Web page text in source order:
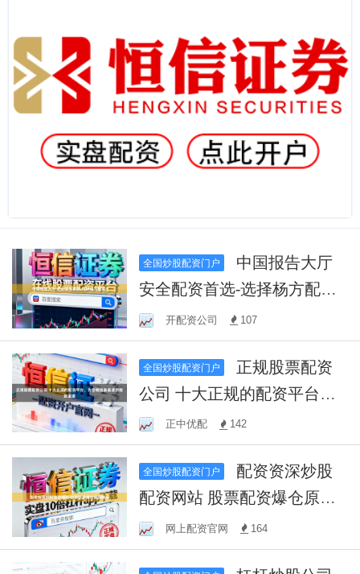
全国炒股配资门户
安全配资首选-选择杨方配
资！开配资公司 107
全国炒股配资门户
公司 十大正规的配资平台，
为您精选最靠谱的投资渠道
正中优配 142
全国炒股配资门户
配资网站 股票配资爆仓原因
解析网上配资官网 164